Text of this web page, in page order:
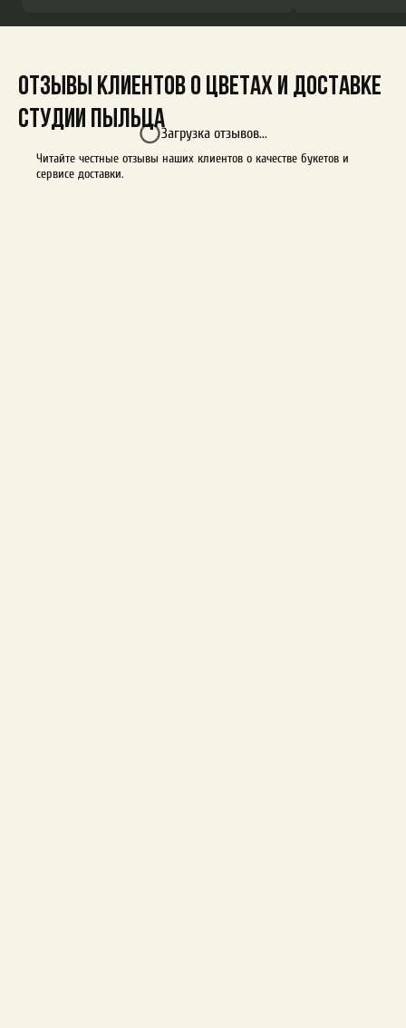
Отзывы клиентов о цветах и доставке
студии Пыльца
Читайте честные отзывы наших клиентов о качестве букетов и
сервисе доставки.
Загрузка отзывов...